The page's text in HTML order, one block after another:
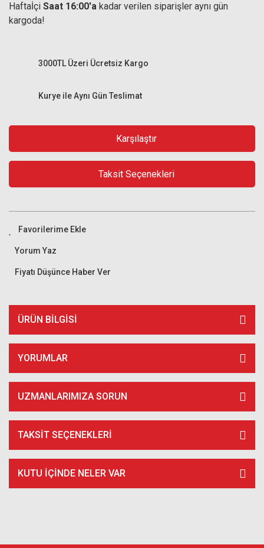
Haftaİçi Saat 16:00'a kadar verilen siparişler aynı gün
kargoda!
Kurye ile Aynı Gün Teslimat
3000TL Üzeri Ücretsiz Kargo
Karşılaştır
Taksit Seçenekleri
Yorum Yaz
Fiyatı Düşünce Haber Ver
ÜRÜN BILGISI
YORUMLAR
UZMANLARIMIZA SORUN
TAKSIT SEÇENEKLERI
KUTU İÇİNDE NELER VAR